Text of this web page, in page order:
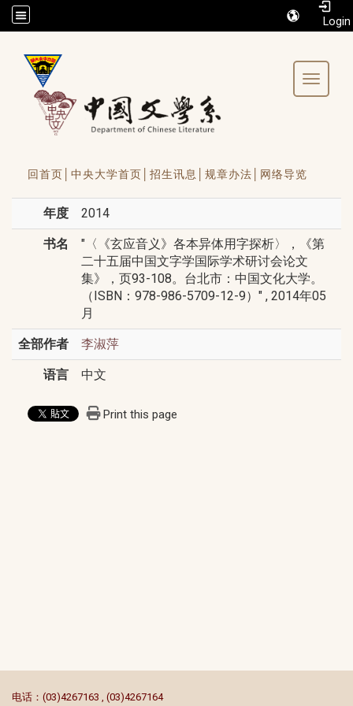
/accesskey"" title="Toolbar">:::
Toggle
回首页│ 中央大学首页│ 招生讯息│ 规章办法│ 网络导览
年度 2014
书名
"〈《玄应音义》各本异体用字探析〉，《第
二十五届中国文字学国际学术研讨会论文
集》，页93-108。台北市：中国文化大学。
（ISBN：978-986-5709-12-9）" , 2014年05
月
全部作者 李淑萍
语言 中文
Print this page
电话：(03)4267163 , (03)4267164